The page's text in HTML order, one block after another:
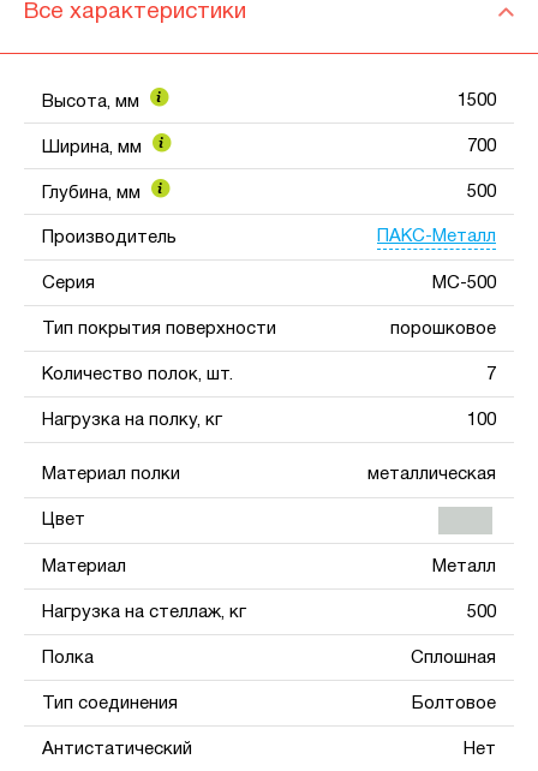
Все характеристики
Высота, мм 1500
Ширина, мм 700
Глубина, мм 500
Производитель ПАКС-Металл
Серия МС-500
Тип покрытия поверхности порошковое
Количество полок, шт. 7
Нагрузка на полку, кг 100
Материал полки металлическая
Цвет
Материал Металл
Нагрузка на стеллаж, кг 500
Полка Сплошная
Тип соединения Болтовое
Антистатический Нет